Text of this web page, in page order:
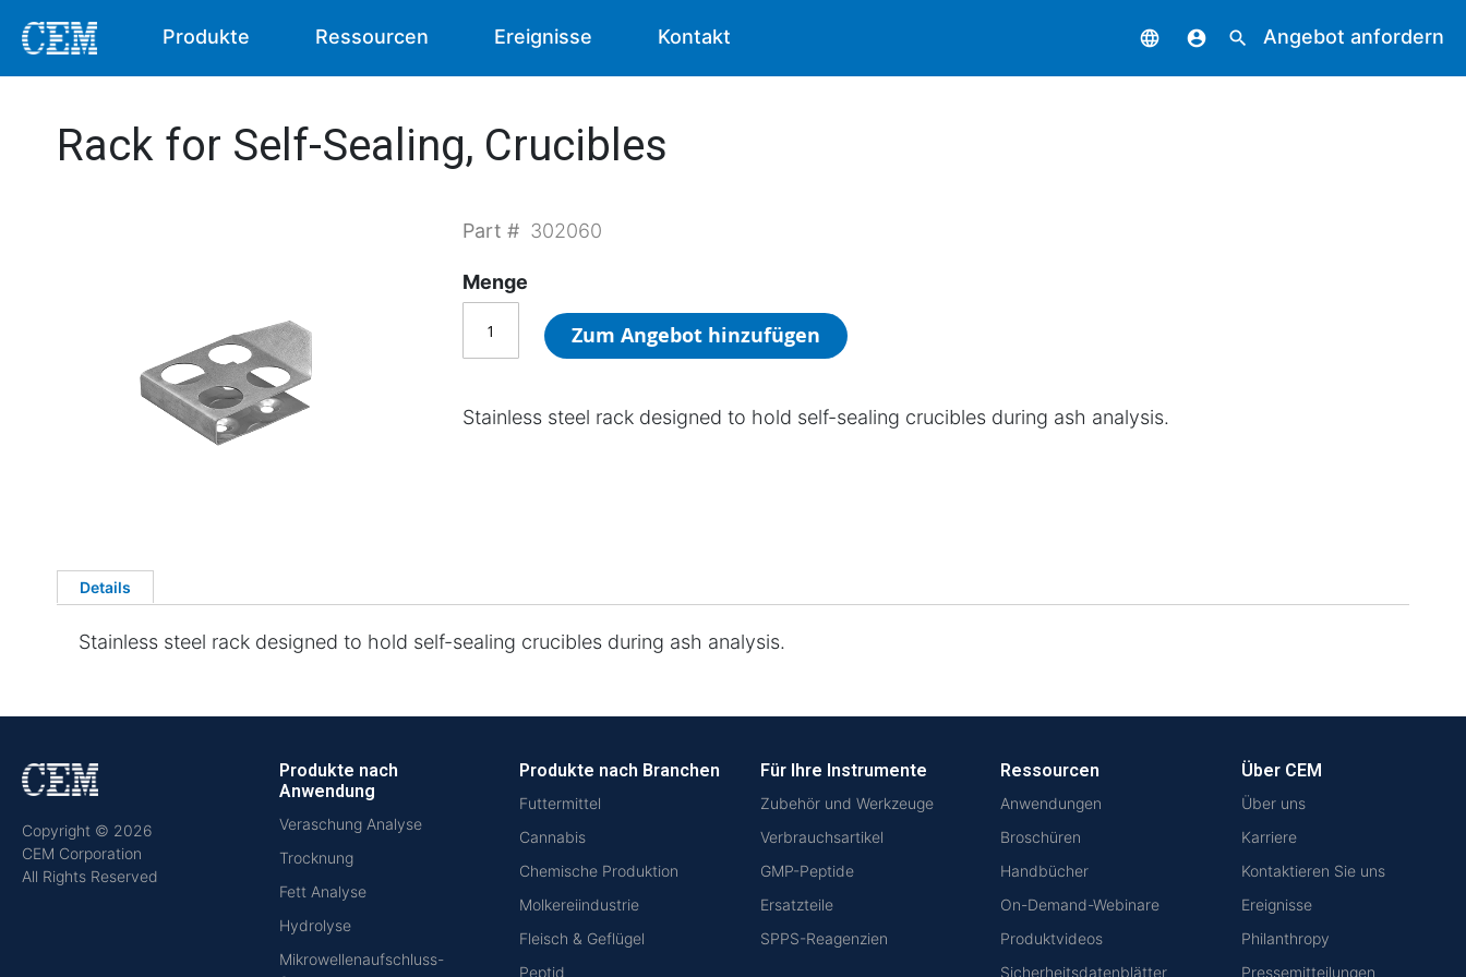
Produkte Ressourcen Ereignisse Kontakt language account_circle search Angebot anfordern
Rack for Self-Sealing, Crucibles
Part # 302060
Menge
Zum Angebot hinzufügen
Stainless steel rack designed to hold self-sealing crucibles during ash analysis.
Details
Stainless steel rack designed to hold self-sealing crucibles during ash analysis.
Copyright © 2026
CEM Corporation
All Rights Reserved
Produkte nach
Anwendung
Veraschung Analyse
Trocknung
Fett Analyse
Hydrolyse
Mikrowellenaufschluss-
Produkte nach Branchen
Futtermittel
Cannabis
Chemische Produktion
Molkereiindustrie
Fleisch & Geflügel
Peptid
Für Ihre Instrumente
Zubehör und Werkzeuge
Verbrauchsartikel
GMP-Peptide
Ersatzteile
SPPS-Reagenzien
Ressourcen
Anwendungen
Broschüren
Handbücher
On-Demand-Webinare
Produktvideos
Sicherheitsdatenblätter
Über CEM
Über uns
Karriere
Kontaktieren Sie uns
Ereignisse
Philanthropy
Pressemitteilungen